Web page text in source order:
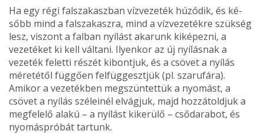
Ha egy régi falszakaszban vízvezeték húzódik, és ké­
sőbb mind a falszakaszra, mind a vízvezetékre szükség
lesz, viszont a falban nyílást akarunk kiképezni, a
vezetéket ki kell váltani. Ilyenkor az új nyílásnak a
vezeték feletti részét kibontjuk, és a csövet a nyílás
méretétől függően felfüggesztjük (pl. szarufára).
Amikor a vezetékben meg­szüntettük a nyomást, a
csövet a nyílás széleinél elvágjuk, majd hozzátoldjuk a
megfelelő alakú – a nyílást kikerülő – csődarabot, és
nyomáspróbát tartunk.